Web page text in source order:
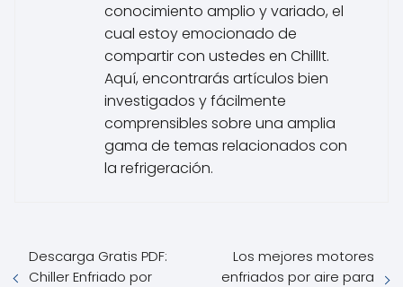
conocimiento amplio y variado, el
cual estoy emocionado de
compartir con ustedes en ChillIt.
Aquí, encontrarás artículos bien
investigados y fácilmente
comprensibles sobre una amplia
gama de temas relacionados con
la refrigeración.
Descarga Gratis PDF:
Chiller Enfriado por
Los mejores motores
enfriados por aire para